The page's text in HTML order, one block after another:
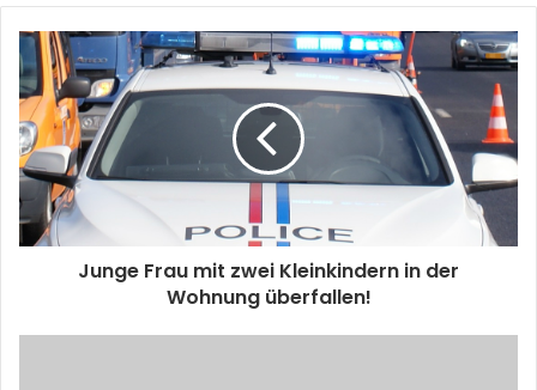
Junge Frau mit zwei Kleinkindern in der
Wohnung überfallen!